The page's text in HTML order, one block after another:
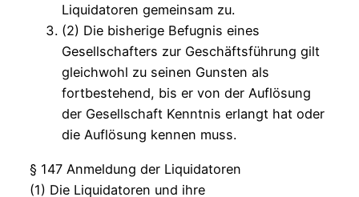
Liquidatoren gemeinsam zu.
(2) Die bisherige Befugnis eines
Gesellschafters zur Geschäftsführung gilt
gleichwohl zu seinen Gunsten als
fortbestehend, bis er von der Auflösung
der Gesellschaft Kenntnis erlangt hat oder
die Auflösung kennen muss.
§ 147 Anmeldung der Liquidatoren
(1) Die Liquidatoren und ihre